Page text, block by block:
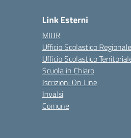
Link Esterni
MIUR
Ufficio Scolastico Regionale
Ufficio Scolastico
Scuola in Chiaro
Iscrizioni On Line
Invalsi
Comune